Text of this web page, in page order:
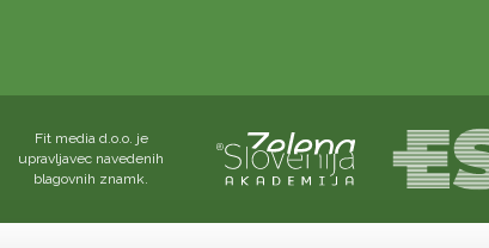
Fit media d.o.o. je
upravljavec navedenih
blagovnih znamk.